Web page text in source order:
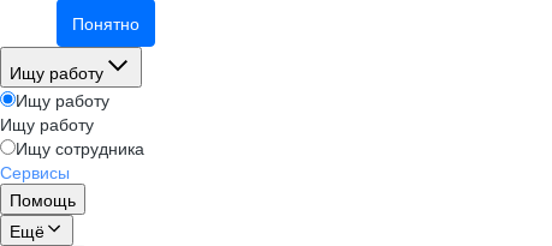
Понятно
Ищу работу
Ищу работу
Ищу работу
Ищу сотрудника
Сервисы
Помощь
Ещё